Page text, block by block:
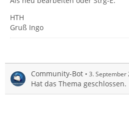
HTH
Gruß Ingo
Community-Bot 3. September
Hat das Thema geschlossen.